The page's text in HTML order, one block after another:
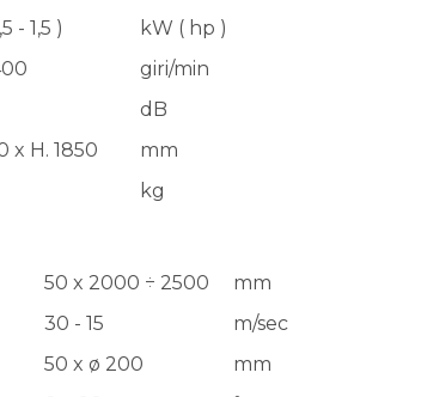
- 1,5 )
kW ( hp )
giri/min
dB
x H. 1850
mm
kg
50 x 2000 ÷ 2500
mm
30 - 15
m/sec
50 x ø 200
mm